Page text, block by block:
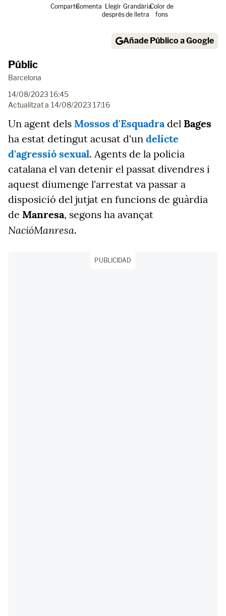
ComparteComenta Llegir
després
Grandària
de lletra
Color de
fons
Añade Público a Google
Públic
Barcelona
14/08/2023 16:45
Actualitzat a 14/08/2023 17:16
Un agent dels Mossos d'Esquadradel Bages
ha estat detingut acusat d'un delicte
d'agressió sexual. Agents de la policia
catalana el van detenir el passat divendres i
aquest diumenge l'arrestat va passar a
disposició del jutjat en funcions de guàrdia
de Manresa, segons ha avançat
NacióManresa.
PUBLICIDAD